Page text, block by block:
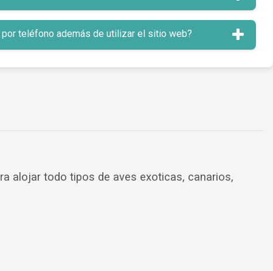
teléfono además de utilizar el sitio web?
alojar todo tipos de aves exoticas, canarios,